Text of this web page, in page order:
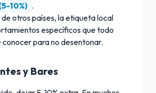
10%) .
otros países, la etiqueta local
específicos que todo
para no desentonar.
y Bares